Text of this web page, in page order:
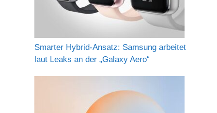
Smarter Hybrid-Ansatz: Samsung arbeitet
laut Leaks an der „Galaxy Aero“